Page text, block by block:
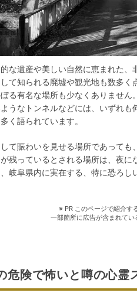
な遺産や美しい自然に恵まれた
て知られる廃墟や観光地も数多
る有名な場所も少なくありませ
うなトンネルなどには、いずれ
く語られています。
て賑わいを見せる場所であっても
残っているとされる場所は、夜
岐阜県内に実在する、特に恐ろ
※ PR このページで紹介す
一部箇所に広告が含まれてい
険で怖いと噂の心霊